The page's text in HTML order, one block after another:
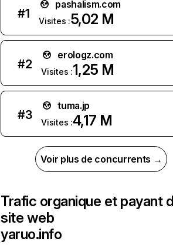
#1
pashalism.com
Visites :5,02 M
#2
erologz.com
Visites :1,25 M
#3
tuma.jp
Visites :4,17 M
Voir plus de concurrents →
Trafic organique et payant
site web
yaruo.info